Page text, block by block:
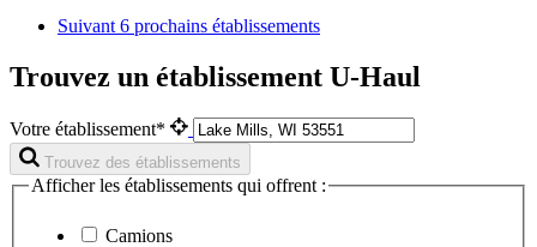
Suivant6 prochains établissements
Trouvez un établissement U-Haul
Votre établissement*
Trouvez des établissements
Afficher les établissements qui offrent :
Camions